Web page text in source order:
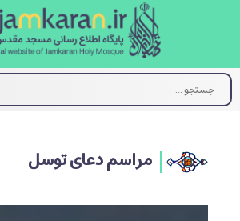
مراسم دعای توسل